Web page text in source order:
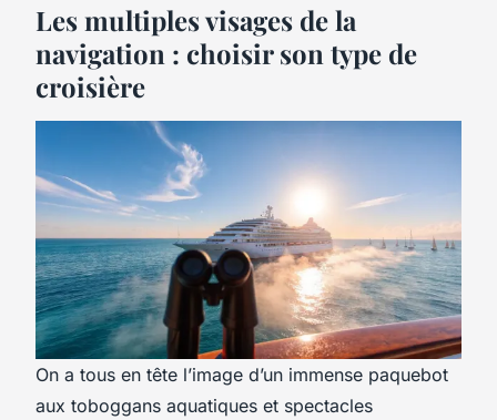
Les multiples visages de la
navigation : choisir son type de
croisière
On a tous en tête l’image d’un immense paquebot
aux toboggans aquatiques et spectacles